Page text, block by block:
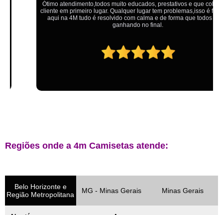
Ótimo atendimento,todos muito educados, prestativos e que colocam o
cliente em primeiro lugar. Qualquer lugar tem problemas,isso é fato, mas
aqui na 4M tudo é resolvido com calma e de forma que todos saem
ganhando no final.
Regiões onde a 4m Camisetas atende:
Belo Horizonte e
Região Metropolitana
MG - Minas Gerais Minas Gerais